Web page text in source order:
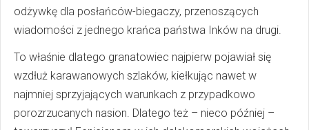
odżywkę dla posłańców-biegaczy, przenoszących
wiadomości z jednego krańca państwa Inków na drugi.
To właśnie dlatego granatowiec najpierw pojawiał się
wzdłuż karawanowych szlaków, kiełkując nawet w
najmniej sprzyjających warunkach z przypadkowo
porozrzucanych nasion. Dlatego też – nieco później –